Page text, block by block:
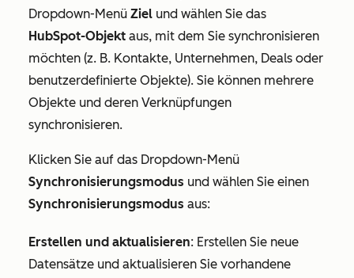
Dropdown-Menü Ziel und wählen Sie das
HubSpot-Objekt aus, mit dem Sie synchronisieren
möchten (z. B. Kontakte, Unternehmen, Deals oder
benutzerdefinierte Objekte). Sie können mehrere
Objekte und deren Verknüpfungen
synchronisieren.
Klicken Sie auf das Dropdown-Menü
Synchronisierungsmodus und wählen Sie einen
Synchronisierungsmodus aus:
Erstellen und aktualisieren: Erstellen Sie neue
Datensätze und aktualisieren Sie vorhandene